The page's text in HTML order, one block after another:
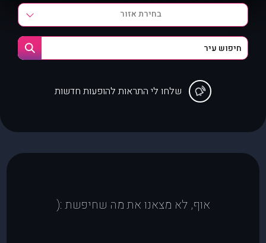
בחירת אזור
שלחו לי התראות להופעות חדשות
אוף, לא מצאנו את מה שחיפשת :(